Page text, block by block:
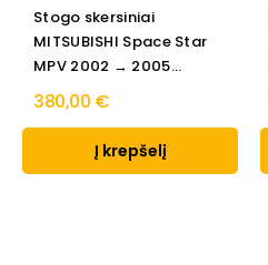
Stogo skersiniai
MITSUBISHI Space Star
MPV 2002 → 2005
Thule...
380,00 €
Į krepšelį